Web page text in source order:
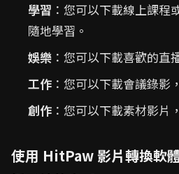
學習 ：您可以下載線上課程
隨地學習。
娛樂 ：您可以下載喜歡的直
工作 ：您可以下載會議錄影
創作 ：您可以下載素材影片
使用 HitPaw 影片轉換軟